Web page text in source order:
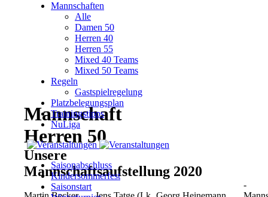
Mannschaft
Herren 50
Unsere
Mannschaftsaufstellung 2020
-
Mannschaften
Alle
Damen 50
Herren 40
Herren 55
Mixed 40 Teams
Mixed 50 Teams
Regeln
Gastspielregelung
Platzbelegungsplan
Trainingstipps
NuLiga
Saisonabschluss
Kindersommerfest
Saisonstart